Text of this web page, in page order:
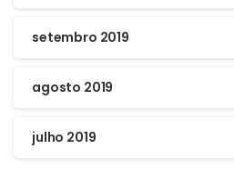
setembro 2019
agosto 2019
julho 2019